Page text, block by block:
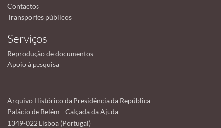
Contactos
Transportes públicos
Serviços
Reprodução de documentos
Apoio à pesquisa
Arquivo Histórico da Presidência da República
Palácio de Belém - Calçada da Ajuda
1349-022 Lisboa (Portugal)